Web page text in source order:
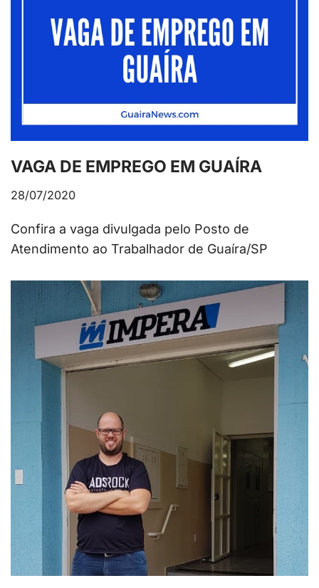
VAGA DE EMPREGO EM GUAÍRA
28/07/2020
Confira a vaga divulgada pelo Posto de
Atendimento ao Trabalhador de Guaíra/SP